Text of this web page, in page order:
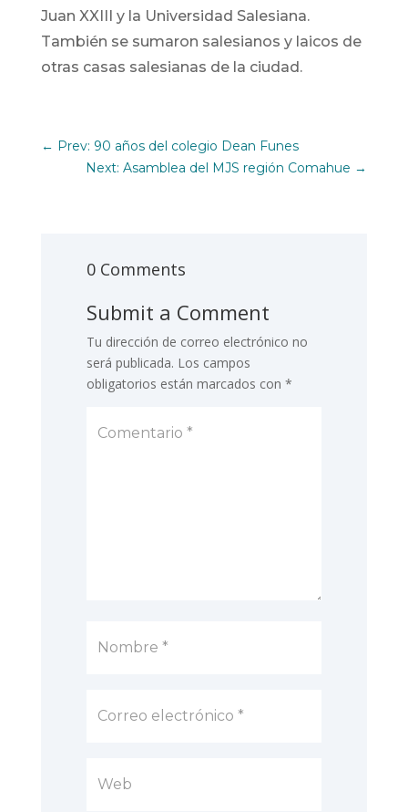
Juan XXIII y la Universidad Salesiana.
También se sumaron salesianos y laicos de
otras casas salesianas de la ciudad.
← Prev: 90 años del colegio Dean Funes
Next: Asamblea del MJS región Comahue →
0 Comments
Submit a Comment
Tu dirección de correo electrónico no
será publicada. Los campos
obligatorios están marcados con *